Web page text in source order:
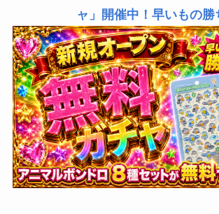
ャ」開催中！早いもの勝